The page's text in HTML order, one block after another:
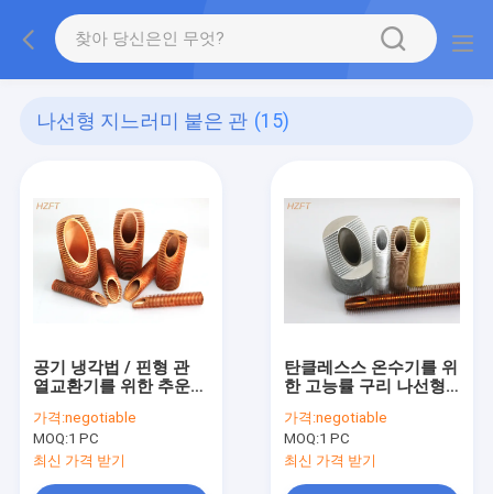
나선형 지느러미 붙은 관 (15)
공기 냉각법 / 핀형 관
열교환기를 위한 추운
가격:negotiable
MOQ:1 PC
최신 가격 받기
탄클레스스 온수기를 위
한 고능률 구리 나선형
가격:negotiable
MOQ:1 PC
최신 가격 받기